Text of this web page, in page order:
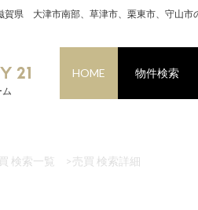
賀県 大津市南部、草津市、栗東市、守山市
HOME 物件検索
検索一覧 >売買 検索詳細